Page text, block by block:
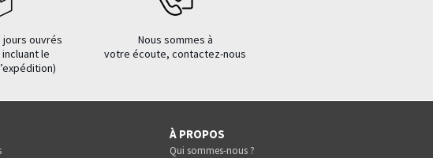
jours ouvrés
le
Nous sommes à
votre écoute, contactez-nous
À PROPOS
Qui sommes-nous ?